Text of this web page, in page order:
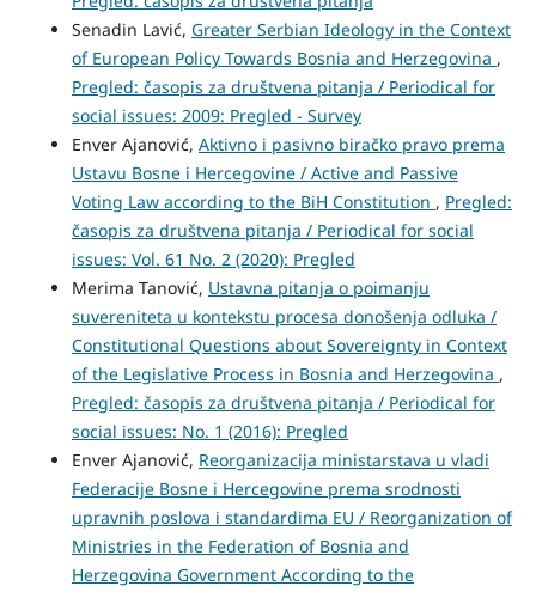
Senadin Lavić, Greater Serbian Ideology in the Context
of European Policy Towards Bosnia and Herzegovina ,
Pregled: časopis za društvena pitanja / Periodical for
social issues: 2009: Pregled - Survey
Enver Ajanović, Aktivno i pasivno biračko pravo prema
Ustavu Bosne i Hercegovine / Active and Passive
Voting Law according to the BiH Constitution , Pregled:
časopis za društvena pitanja / Periodical for social
issues: Vol. 61 No. 2 (2020): Pregled
Merima Tanović, Ustavna pitanja o poimanju
suvereniteta u kontekstu procesa donošenja odluka /
Constitutional Questions about Sovereignty in Context
of the Legislative Process in Bosnia and Herzegovina ,
Pregled: časopis za društvena pitanja / Periodical for
social issues: No. 1 (2016): Pregled
Enver Ajanović, Reorganizacija ministarstava u vladi
Federacije Bosne i Hercegovine prema srodnosti
upravnih poslova i standardima EU / Reorganization of
Ministries in the Federation of Bosnia and
Herzegovina Government According to the